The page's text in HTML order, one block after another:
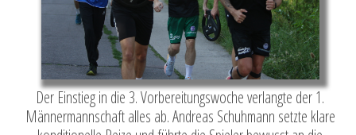
Der Einstieg in die 3. Vorbereitungswoche verlangte der 1.
Männermannschaft alles ab. Andreas Schuhmann setzte klare